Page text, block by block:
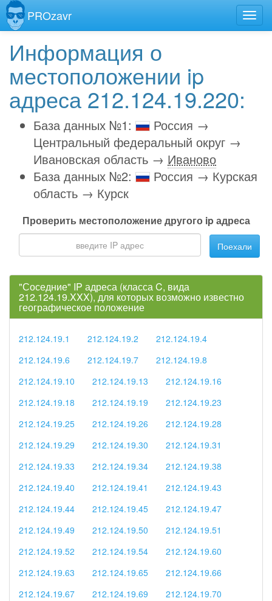
PROzavr
Информация о
местоположении ip
адреса 212.124.19.220:
База данных №1:
Россия →
Центральный федеральный округ →
Ивановская область → Иваново
База данных №2:
Россия → Курская
область → Курск
Проверить местоположение другого ip адреса
Поехали
"Соседние" IP адреса (класса C, вида
212.124.19.XXX), для которых возможно известно
географическое положение
212.124.19.1 212.124.19.2
212.124.19.4
212.124.19.6
212.124.19.7
212.124.19.8
212.124.19.10
212.124.19.13
212.124.19.16
212.124.19.18
212.124.19.19
212.124.19.23
212.124.19.25
212.124.19.26
212.124.19.28
212.124.19.29
212.124.19.30
212.124.19.31
212.124.19.33
212.124.19.34
212.124.19.38
212.124.19.40
212.124.19.41
212.124.19.43
212.124.19.44
212.124.19.45
212.124.19.47
212.124.19.49
212.124.19.50
212.124.19.51
212.124.19.52
212.124.19.54
212.124.19.60
212.124.19.63
212.124.19.65
212.124.19.66
212.124.19.67
212.124.19.69
212.124.19.70